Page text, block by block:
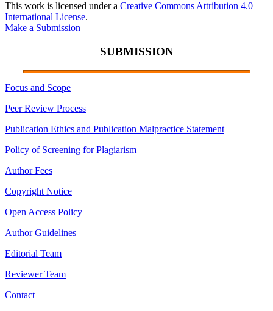
This work is licensed under a Creative Commons Attribution 4.0
International License.
Make a Submission
SUBMISSION
Focus and Scope
Peer Review Process
Publication Ethics and Publication Malpractice Statement
Policy of Screening for Plagiarism
Author Fees
Copyright Notice
Open Access Policy
Author Guidelines
Editorial Team
Reviewer Team
Contact